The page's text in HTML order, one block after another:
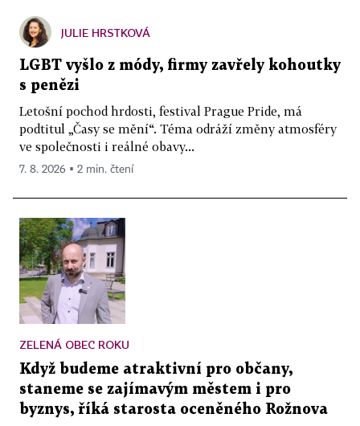
JULIE HRSTKOVÁ
LGBT vyšlo z módy, firmy zavřely kohoutky
s penězi
Letošní pochod hrdosti, festival Prague Pride, má
podtitul „Časy se mění“. Téma odráží změny atmosféry
ve společnosti i reálné obavy...
7. 8. 2026 ▪ 2 min. čtení
ZELENÁ OBEC ROKU
Když budeme atraktivní pro občany,
staneme se zajímavým městem i pro
byznys, říká starosta oceněného Rožnova